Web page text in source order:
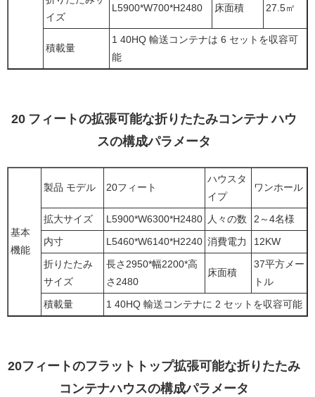
イズ
L5900*W700*H2480 床面積 27.5㎡
積載量
1 40HQ 輸送コンテナは 6 セットを収容可
能
20 フィートの拡張可能な折りたたみコンテナ ハウ
スの構成パラメータ
基本
機能
製品 モデル 20フィート
ハウスタ
イプ
ワンホール
拡大サイズ L5900*W6300*H2480 人々の数
2～4名様
内寸
L5460*W6140*H2240 消費電力
12KW
折りたたみ
サイズ
長さ2950*幅2200*高
さ2480
床面積
37平方メー
トル
積載量
1 40HQ 輸送コンテナに 2 セットを収容可能
20フィートのフラットトップ拡張可能な折りたたみ
コンテナハウスの構成パラメータ